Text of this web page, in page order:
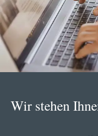
Wir stehen